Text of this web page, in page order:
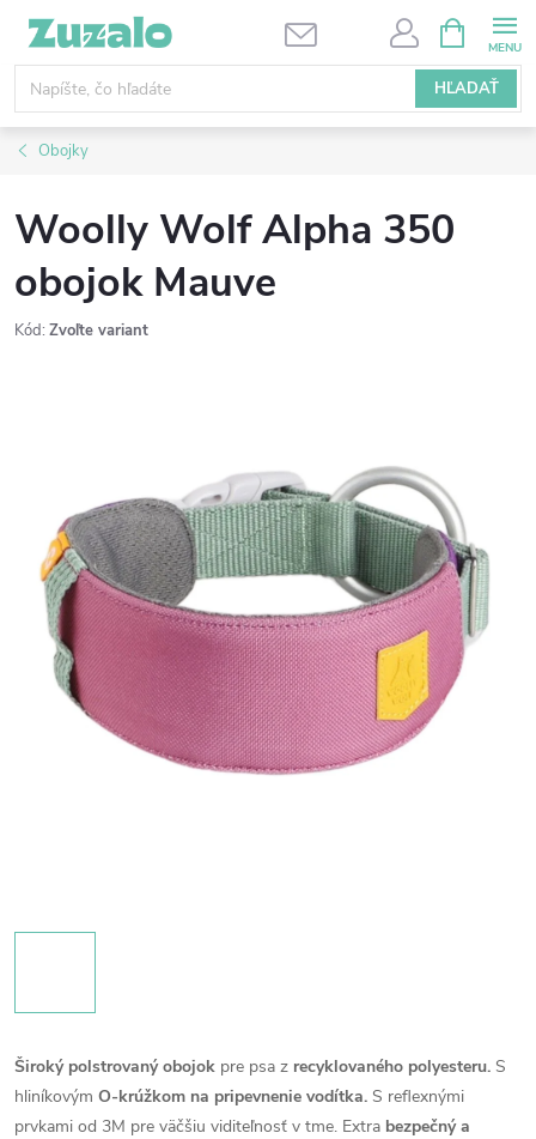
Prejsť
obsah
HĽADAŤ
KOŠÍK
Obojky
Woolly Wolf Alpha 350
obojok Mauve
Kód: Zvoľte variant
Široký polstrovaný obojok pre psa z recyklovaného polyesteru. S
hliníkovým O-krúžkom na pripevnenie vodítka. S reflexnými
prvkami od 3M pre väčšiu viditeľnosť v tme. Extra bezpečný a